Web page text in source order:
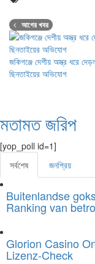
আগের খবর
জকিগঞ্জে দেশীয় অস্ত্র ধরে
ছিনতাইয়ের অভিযোগ
মতামত জরিপ
[yop_poll id=1]
সর্বশেষ
জনপ্রিয়
Buitenlandse
Ranking van
Glorion Casino
Lizenz‑Check